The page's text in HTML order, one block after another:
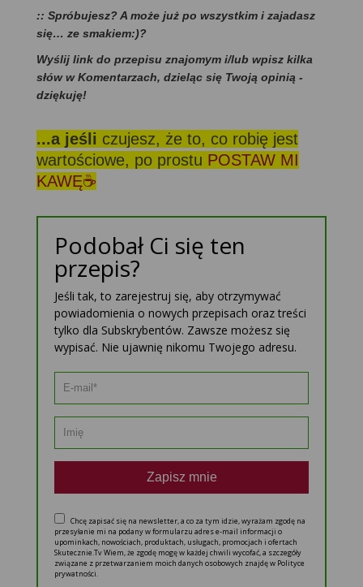
:: Spróbujesz? A może już po wszystkim i zajadasz
się… ze smakiem:)?
Wyślij link do przepisu znajomym i/lub wpisz kilka
słów w Komentarzach, dzieląc się Twoją opinią -
dziękuję!
...a jeśli czujesz, że to, co robię jest
wartościowe, po prostu POSTAW MI
KAWĘ☕
Podobał Ci się ten
przepis?
Jeśli tak, to zarejestruj się, aby otrzymywać
powiadomienia o nowych przepisach oraz treści
tylko dla Subskrybentów. Zawsze możesz się
wypisać. Nie ujawnię nikomu Twojego adresu.
Zapisz mnie
Chcę zapisać się na newsletter, a co za tym idzie, wyrażam zgodę na
przesyłanie mi na podany w formularzu adres e-mail informacji o
upominkach, nowościach, produktach, usługach, promocjach i ofertach
Skutecznie.Tv Wiem, że zgodę mogę w każdej chwili wycofać, a szczegóły
związane z przetwarzaniem moich danych osobowych znajdę w Polityce
prywatności.